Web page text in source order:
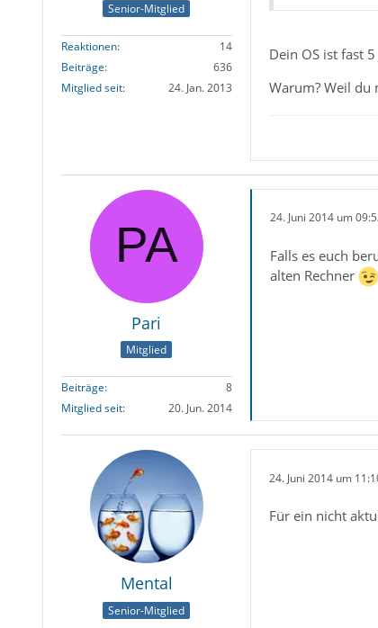
Senior-Mitglied
Reaktionen
14
Beiträge
636
Mitglied seit
24. Jan. 2013
Dein OS ist fast
Warum? Weil du
Pari
Mitglied
Beiträge
8
Mitglied seit
20. Jun. 2014
24. Juni 2014 um
Falls es euch
alten Rechner
Mental
Senior-Mitglied
24. Juni 2014 um
Für ein nicht